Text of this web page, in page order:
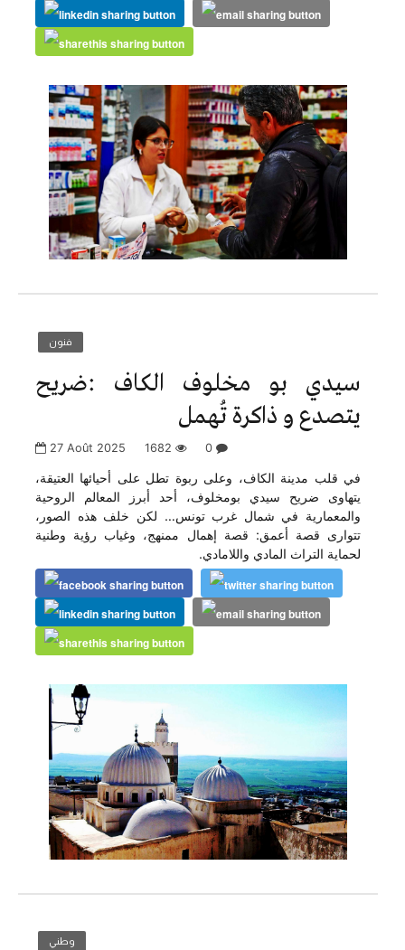
فنون
سيدي بو مخلوف الكاف :ضريح
يتصدع و ذاكرة تُهمل
27 Août 2025 1682 0
في قلب مدينة الكاف، وعلى ربوة تطل على أحيائها العتيقة،
يتهاوى ضريح سيدي بومخلوف، أحد أبرز المعالم الروحية
والمعمارية في شمال غرب تونس… لكن خلف هذه الصور،
تتوارى قصة أعمق: قصة إهمال ممنهج، وغياب رؤية وطنية
لحماية التراث المادي واللامادي.
وطني